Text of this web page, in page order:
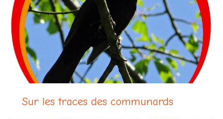
Sur les traces des communards